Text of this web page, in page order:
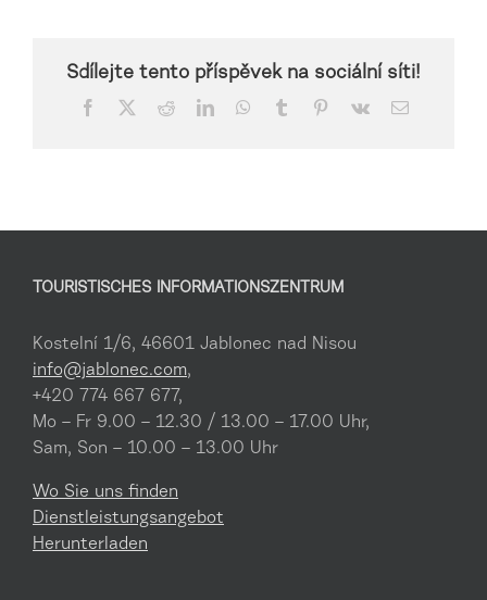
Sdílejte tento příspěvek na sociální síti!
Facebook RedditLinkedInWhatsApp
Tumblr Pinterest
Vk Email
TOURISTISCHES INFORMATIONSZENTRUM
Kostelní 1/6, 46601 Jablonec nad Nisou
info@jablonec.com,
+420 774 667 677,
Mo – Fr 9.00 – 12.30 / 13.00 – 17.00 Uhr,
Sam, Son – 10.00 – 13.00 Uhr
Wo Sie uns finden
Dienstleistungsangebot
Herunterladen